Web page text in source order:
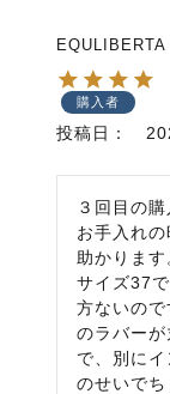
購入者
投稿日
３回目の
お手入れ
助かりま
サイズ37
方ないの
のラバー
で、別に
のせいで